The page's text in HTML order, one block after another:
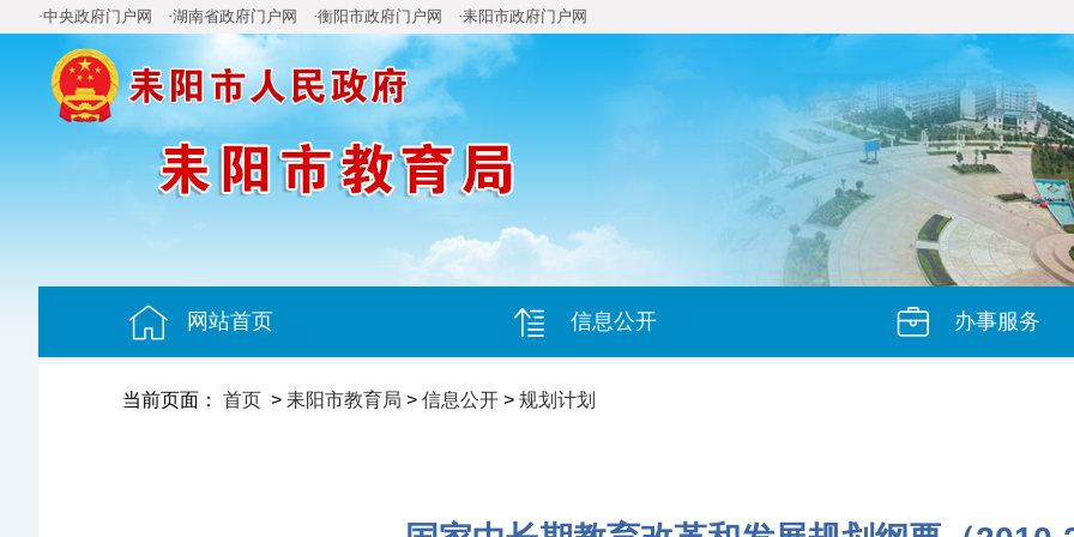
·中央政府门户网 ·湖南省政府门户网 ·衡阳市政府门户网 ·耒阳市政府门户网
网站首页 信息公开 办事服务
当前页面： 首页 > 耒阳市教育局 > 信息公开 > 规划计划